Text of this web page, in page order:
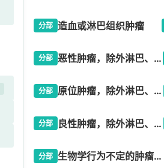
分部 造血或淋巴组织肿瘤
分部 恶性肿瘤，除外淋巴、造血、中枢神经系统或相关组织的原发肿瘤
分部 原位肿瘤，除外淋巴、造血、中枢神经系统或相关组织
分部 良性肿瘤，除外淋巴、造血、中枢神经系统或相关组织
分部 生物学行为不定的肿瘤，除外淋巴、造血、中枢神经系统或相关组织